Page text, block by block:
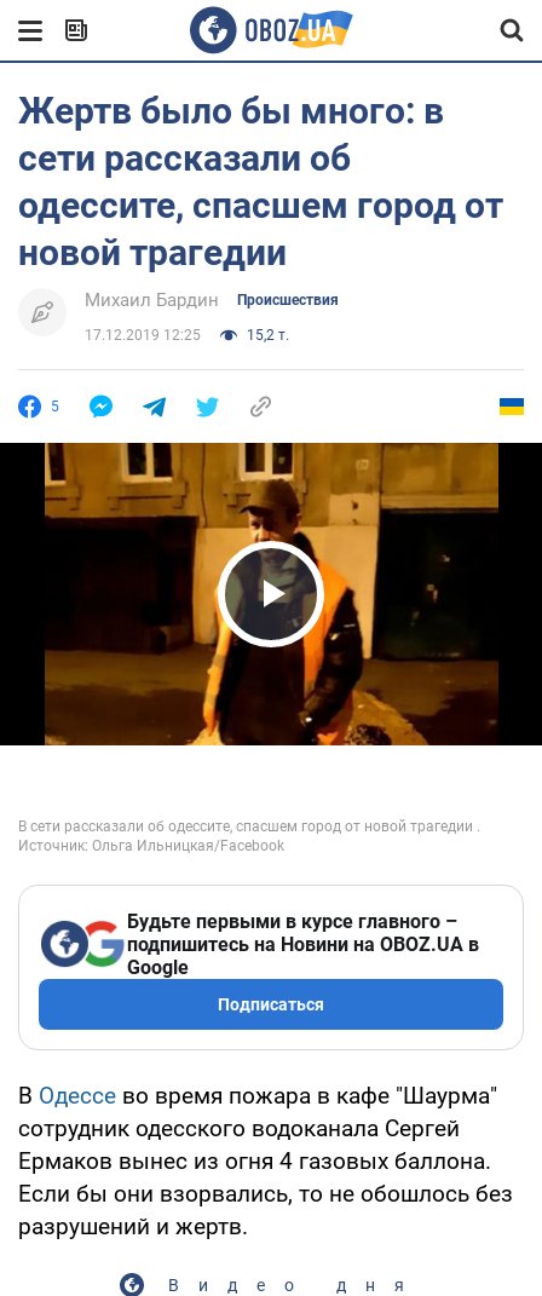
Жертв было бы много: в
сети рассказали об
одессите, спасшем город от
новой трагедии
Михаил Бардин Происшествия
17.12.2019 12:25 15,2 т.
5
Play Video
Будьте первыми в курсе главного –
подпишитесь на Новини на OBOZ.UA в
Google
Подписаться
В Одессе во время пожара в кафе "Шаурма"
сотрудник одесского водоканала Сергей
Ермаков вынес из огня 4 газовых баллона.
Если бы они взорвались, то не обошлось без
разрушений и жертв.
Видео дня